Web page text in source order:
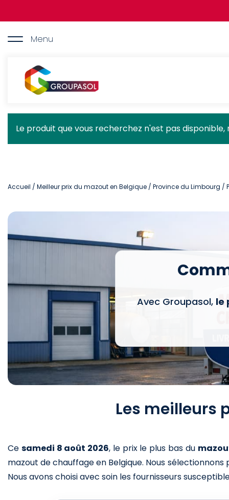
principalMenu
Groupasol
Message
d'état
Le produit que vous recherchez n'est pas
Accueil / Meilleur prix du mazout en Belgique / Province du Limbourg /
Avec Groupasol, le
Les meilleurs
Ce samedi 8 août 2026, le prix le plus bas du
mazout de chauffage en Belgique. Nous
Nous avons choisi avec soin les fournisseurs